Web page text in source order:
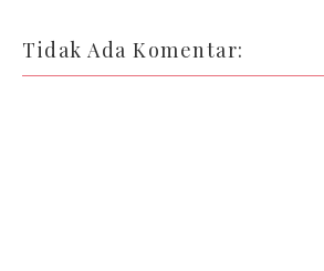
Tidak Ada Komentar: